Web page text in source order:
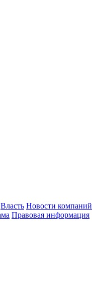
Власть Новости компаний
Правовая информация